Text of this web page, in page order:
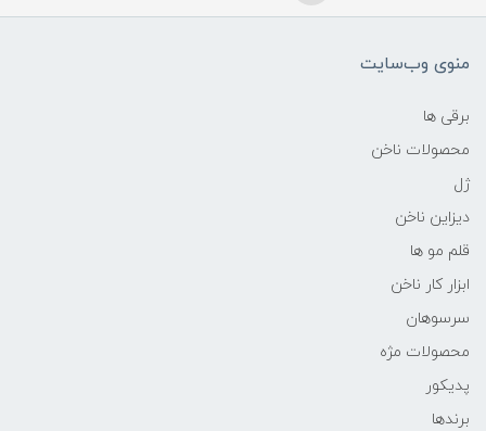
منوی وب‌سایت
برقی ها
محصولات ناخن
ژل
دیزاین ناخن
قلم مو ها
ابزار کار ناخن
سرسوهان
محصولات مژه
پدیکور
برندها